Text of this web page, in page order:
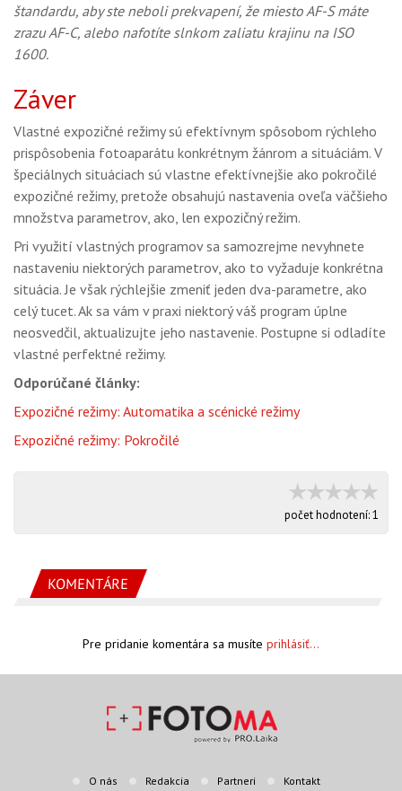
štandardu, aby ste neboli prekvapení, že miesto AF-S máte
zrazu AF-C, alebo nafotíte slnkom zaliatu krajinu na ISO
1600.
Záver
Vlastné expozičné režimy sú efektívnym spôsobom rýchleho
prispôsobenia fotoaparátu konkrétnym žánrom a situáciám. V
špeciálnych situáciach sú vlastne efektívnejšie ako pokročilé
expozičné režimy, pretože obsahujú nastavenia oveľa väčšieho
množstva parametrov, ako, len expozičný režim.
Pri využití vlastných programov sa samozrejme nevyhnete
nastaveniu niektorých parametrov, ako to vyžaduje konkrétna
situácia. Je však rýchlejšie zmeniť jeden dva-parametre, ako
celý tucet. Ak sa vám v praxi niektorý váš program úplne
neosvedčil, aktualizujte jeho nastavenie. Postupne si odladíte
vlastné perfektné režimy.
Odporúčané články:
Expozičné režimy: Automatika a scénické režimy
Expozičné režimy: Pokročilé
počet hodnotení:1
KOMENTÁRE
Pre pridanie komentára sa musíte prihlásiť...
O nás Redakcia Partneri Kontakt